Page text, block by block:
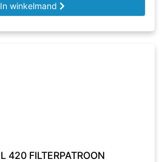
In winkelmand
420 FILTERPATROON